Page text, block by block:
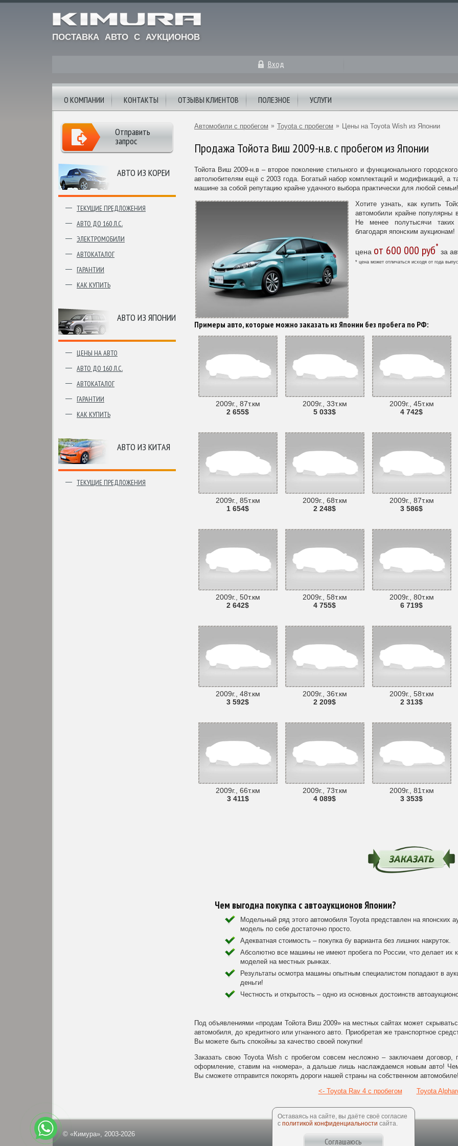
ПОСТАВКА АВТО С АУКЦИОНОВ
Вход
О КОМПАНИИ КОНТАКТЫ ОТЗЫВЫ КЛИЕНТОВ ПОЛЕЗНОЕ УСЛУГИ
АВТО ИЗ КОРЕИ
ТЕКУЩИЕ ПРЕДЛОЖЕНИЯ
АВТО ДО 160 Л.С.
ЭЛЕКТРОМОБИЛИ
АВТОКАТАЛОГ
ГАРАНТИИ
КАК КУПИТЬ
АВТО ИЗ ЯПОНИИ
ЦЕНЫ НА АВТО
АВТО ДО 160 Л.С.
АВТОКАТАЛОГ
ГАРАНТИИ
КАК КУПИТЬ
АВТО ИЗ КИТАЯ
ТЕКУЩИЕ ПРЕДЛОЖЕНИЯ
Отправить
запрос
Автомобили с пробегом » Toyota с пробегом » Цены на Toyota Wish из Японии
Продажа Тойота Виш 2009-н.в. с пробегом из Японии
Тойота Виш 2009-н.в – второе поколение стильного и функционального
автолюбителям ещё с 2003 года. Богатый набор комплектаций и модификаций, а
машине за собой репутацию крайне удачного выбора практически для любой семьи!
Хотите узнать, как купить
автомобили крайне популярны
Не менее полутысячи
благодаря японским аукционам!
цена от 600 000 руб* за
* цена может отличаться исходя от года
Примеры авто, которые можно заказать из Японии без пробега по РФ:
2009г., 87т.км
2 655$
2009г., 33т.км
5 033$
2009г., 45т.км
4 742$
2009г., 85т.км
1 654$
2009г., 68т.км
2 248$
2009г., 87т.км
3 586$
2009г., 50т.км
2 642$
2009г., 58т.км
4 755$
2009г., 80т.км
6 719$
2009г., 48т.км
3 592$
2009г., 36т.км
2 209$
2009г., 58т.км
2 313$
2009г., 66т.км
3 411$
2009г., 73т.км
4 089$
2009г., 81т.км
3 353$
Чем выгодна покупка с автоаукционов Японии?
Модельный ряд этого автомобиля Toyota представлен на японских
модель по себе достаточно просто.
Адекватная стоимость – покупка бу варианта без лишних накруток.
Абсолютно все машины не имеют пробега по России, что делает их
моделей на местных рынках.
Результаты осмотра машины опытным специалистом попадают в
деньги!
Честность и открытость – одно из основных достоинств
Под объявлениями «продам Тойота Виш 2009» на местных сайтах может
автомобиля, до кредитного или угнанного авто. Приобретая же транспортное
Вы можете быть спокойны за качество своей покупки!
Заказать свою Toyota Wish с пробегом совсем несложно – заключаем
оформление, ставим на «номера», а дальше лишь наслаждаемся новым авто!
Вы сможете отправится покорять дороги нашей страны на собственном автомобиле!
<- Toyota Rav 4 с пробегом
Toyota
© «Кимура», 2003-2026
Оставаясь на сайте, вы даёте своё согласие
с политикой конфиденциальности сайта.
Соглашаюсь